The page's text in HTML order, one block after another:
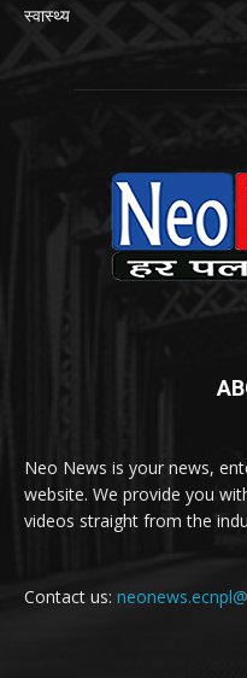
स्वास्थ्य
Neo News is your news,
website. We provide you
videos straight from the
Contact us: